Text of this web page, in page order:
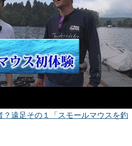
？遠足その１「スモールマウスを釣